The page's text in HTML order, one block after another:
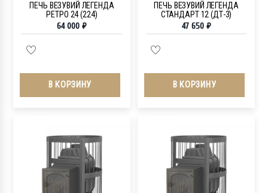
ПЕЧЬ ВЕЗУВИЙ ЛЕГЕНДА
РЕТРО 24 (224)
64 000 ₽
В КОРЗИНУ
ПЕЧЬ ВЕЗУВИЙ ЛЕГЕНДА
СТАНДАРТ 12 (ДТ-3)
47 650 ₽
В КОРЗИНУ